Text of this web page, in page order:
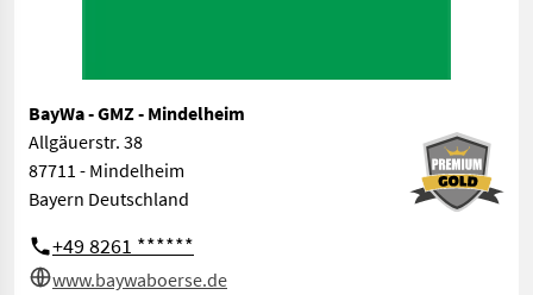
BayWa - GMZ - Mindelheim
Allgäuerstr. 38
87711 - Mindelheim
Bayern Deutschland
+49 8261 ******
www.baywaboerse.de